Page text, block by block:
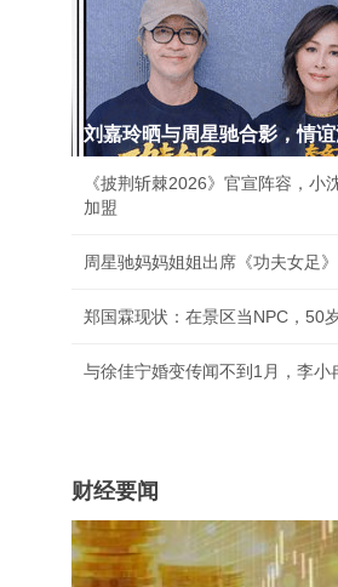
刘嘉玲晒与周星驰合影，情
《披荆斩棘2026》官宣阵容，小
加盟
周星驰妈妈姐姐出席《功夫女足
郑国霖现状：在景区当NPC，50
与徐佳宁婚变传闻不到1月，李小
财经要闻